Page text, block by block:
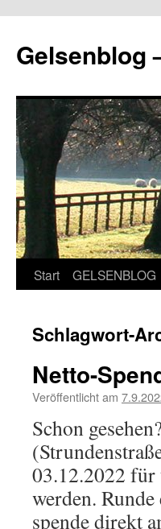
springen
Gelsenblog
Start GELSENBLOG
Schlagwort-
Netto-
Veröffentlicht am
Schon
03.12.2022 für
werden.
spende direkt